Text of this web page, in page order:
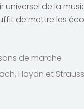
universel de la
de mettre les
de marche
Haydn et